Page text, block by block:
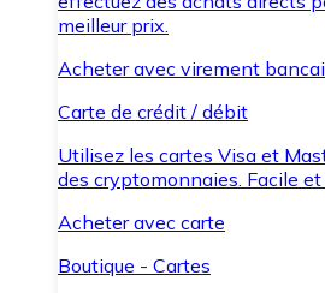
meilleur prix.
Acheter avec virement
Carte de crédit / débit
Utilisez les cartes Visa et
des cryptomonnaies. Facile et
Acheter avec carte
Boutique - Cartes